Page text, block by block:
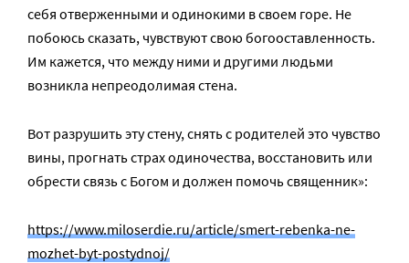
себя отверженными и одинокими в своем горе. Не
побоюсь сказать, чувствуют свою богооставленность.
Им кажется, что между ними и другими людьми
возникла непреодолимая стена.
Вот разрушить эту стену, снять с родителей это чувство
вины, прогнать страх одиночества, восстановить или
обрести связь с Богом и должен помочь священник»:
https://www.miloserdie.ru/article/smert-rebenka-ne-
mozhet-byt-postydnoj/